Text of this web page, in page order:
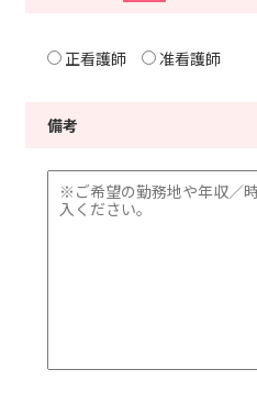
正看護師 准看護師
備考